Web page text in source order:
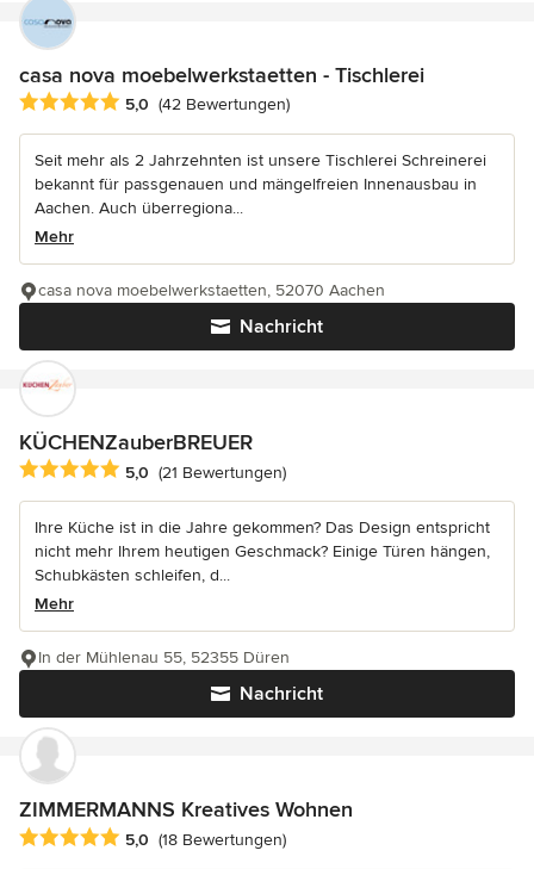
casa nova moebelwerkstaetten - Tischlerei
Durchschnittliche Bewertung: 5 von 5 Sternen
5,0 (42 Bewertungen)
Seit mehr als 2 Jahrzehnten ist unsere Tischlerei Schreinerei
bekannt für passgenauen und mängelfreien Innenausbau in
Aachen. Auch überregiona...
Mehr
Nachricht
casa nova moebelwerkstaetten, 52070 Aachen
KÜCHENZauberBREUER
Durchschnittliche Bewertung: 5 von 5 Sternen
5,0 (21 Bewertungen)
Ihre Küche ist in die Jahre gekommen? Das Design entspricht
nicht mehr Ihrem heutigen Geschmack? Einige Türen hängen,
Schubkästen schleifen, d...
Mehr
Nachricht
In der Mühlenau 55, 52355 Düren
ZIMMERMANNS Kreatives Wohnen
Durchschnittliche Bewertung: 5 von 5 Sternen
5,0 (18 Bewertungen)